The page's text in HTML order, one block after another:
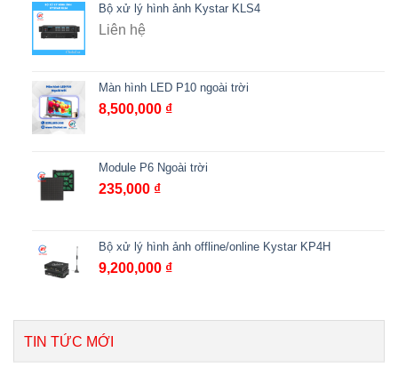
Bộ xử lý hình ảnh Kystar KLS4
Liên hệ
Màn hình LED P10 ngoài trời
8,500,000 ₫
Module P6 Ngoài trời
235,000 ₫
Bộ xử lý hình ảnh offline/online Kystar KP4H
9,200,000 ₫
TIN TỨC MỚI